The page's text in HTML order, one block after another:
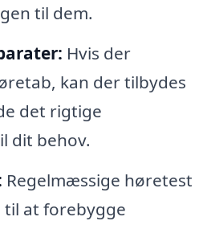
til dem.
Hvis der
kan der tilbydes
det rigtige
dit behov.
Regelmæssige høretest
at forebygge